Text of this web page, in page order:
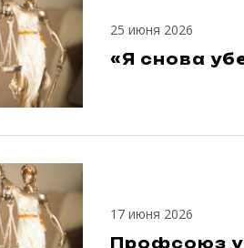
25 июня 2026
«Я снова
17 июня 2026
Профсоюз